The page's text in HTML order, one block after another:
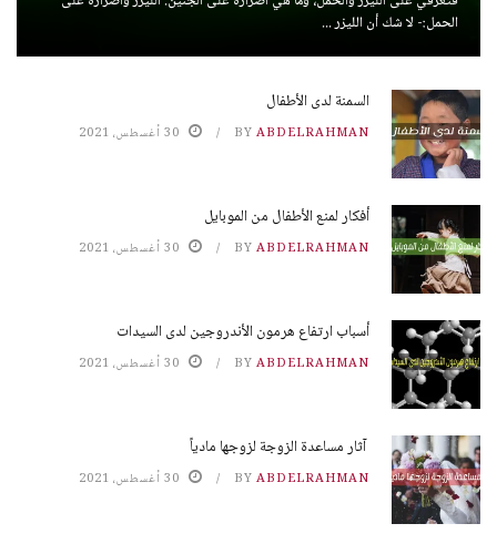
الحمل:- لا شك أن الليزر ...
السمنة لدى الأطفال
BY ABDELRAHMAN 30 أغسطس، 2021
أفكار لمنع الأطفال من الموبايل
BY ABDELRAHMAN 30 أغسطس، 2021
أسباب ارتفاع هرمون الأندروجين لدى السيدات
BY ABDELRAHMAN 30 أغسطس، 2021
آثار مساعدة الزوجة لزوجها مادياً
BY ABDELRAHMAN 30 أغسطس، 2021